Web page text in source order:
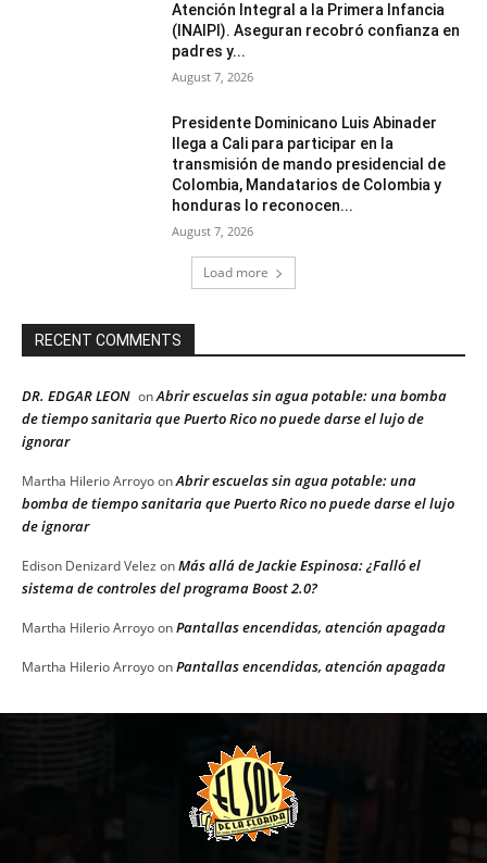
Atención Integral a la Primera Infancia
(INAIPI). Aseguran recobró confianza en
padres y...
August 7, 2026
Presidente Dominicano Luis Abinader
llega a Cali para participar en la
transmisión de mando presidencial de
Colombia, Mandatarios de Colombia y
honduras lo reconocen...
August 7, 2026
Load more
RECENT COMMENTS
DR. EDGAR LEON onAbrir escuelas sin agua potable: una bomba
de tiempo sanitaria que Puerto Rico no puede darse el lujo de
ignorar
Martha Hilerio ArroyoonAbrir escuelas sin agua potable: una
bomba de tiempo sanitaria que Puerto Rico no puede darse el lujo
de ignorar
Edison Denizard Velez onMás allá de Jackie Espinosa: ¿Falló el
sistema de controles del programa Boost 2.0?
Martha Hilerio ArroyoonPantallas encendidas, atención apagada
Martha Hilerio ArroyoonPantallas encendidas, atención apagada